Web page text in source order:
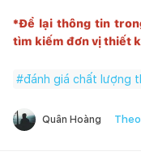
*Để lại thông tin
tìm kiếm đơn vị thiết
#đánh giá chất lượng
Quân Hoàng